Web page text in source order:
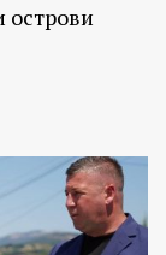
острови